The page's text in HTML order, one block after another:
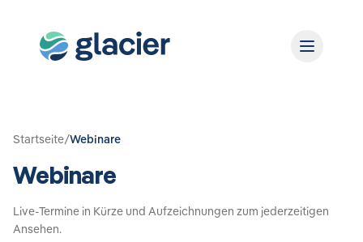
Startseite/Webinare
Webinare
Live-Termine in Kürze und Aufzeichnungen zum jederzeitigen
Ansehen.